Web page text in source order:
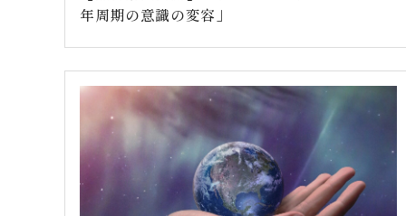
年周期の意識の変容」